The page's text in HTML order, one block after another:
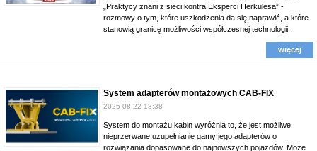
„Praktycy znani z sieci kontra Eksperci Herkulesa” -
rozmowy o tym, które uszkodzenia da się naprawić, a które
stanowią granicę możliwości współczesnej technologii.
więcej
System adapterów montażowych CAB-FIX
2025-08-22 18:38
System do montażu kabin wyróżnia to, że jest możliwe
nieprzerwane uzupełnianie gamy jego adapterów o
rozwiązania dopasowane do najnowszych pojazdów. Może